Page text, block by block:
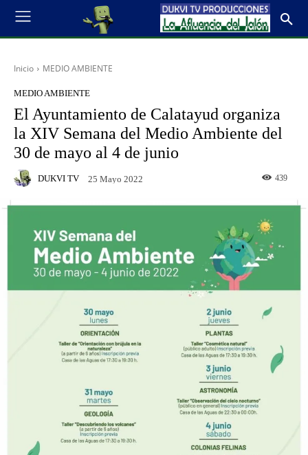
Inicio MEDIO AMBIENTE
MEDIO AMBIENTE
El Ayuntamiento de Calatayud organiza
la XIV Semana del Medio Ambiente del
30 de mayo al 4 de junio
DUKVI TV 25 Mayo 2022 439